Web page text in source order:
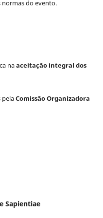
normas do evento.
naaceitação integral dos
pelaComissão Organizadora
Sapientiae